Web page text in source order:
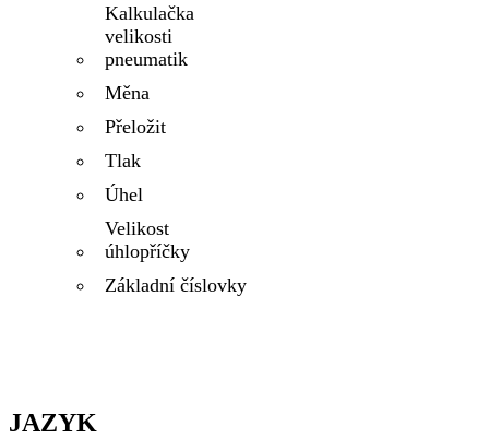
Kalkulačka
velikosti
pneumatik
Měna
Přeložit
Tlak
Úhel
Velikost
úhlopříčky
Základní číslovky
JAZYK